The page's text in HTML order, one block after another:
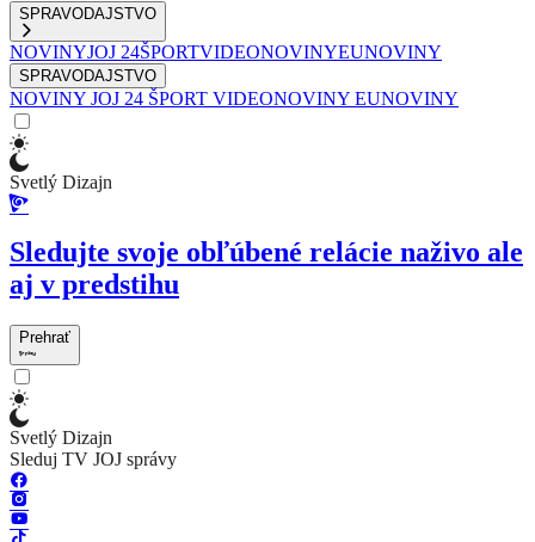
SPRAVODAJSTVO
NOVINYJOJ 24ŠPORTVIDEONOVINYEUNOVINY
SPRAVODAJSTVO
NOVINY JOJ 24 ŠPORT VIDEONOVINY EUNOVINY
Svetlý Dizajn
Sledujte svoje obľúbené relácie naživo ale
aj v predstihu
Prehrať
Svetlý Dizajn
Sleduj TV JOJ správy